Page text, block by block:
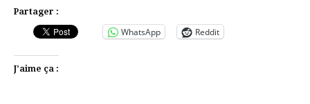
Partager :
WhatsApp Reddit
J’aime ça :